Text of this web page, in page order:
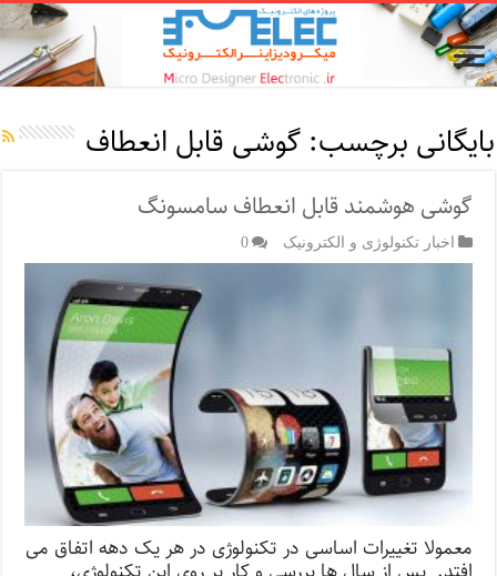
بایگانی برچسب:گوشی قابل انعطاف
گوشی هوشمند قابل انعطاف سامسونگ
اخبار تکنولوژی و الکترونیک 0
معمولا تغییرات اساسی در تکنولوژی در هر یک دهه اتفاق می